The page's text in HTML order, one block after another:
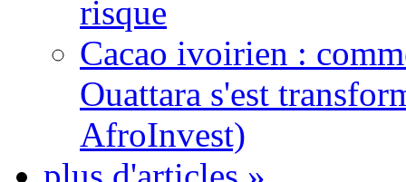
risque
Cacao ivoirien :
Ouattara s'est
AfroInvest)